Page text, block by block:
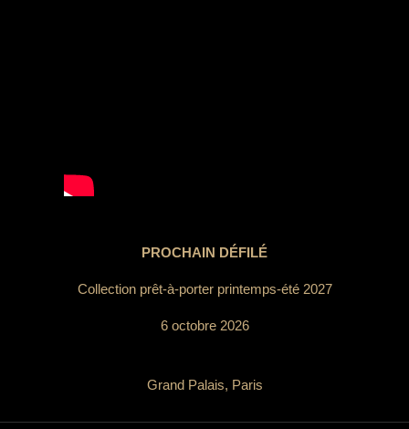
PROCHAIN DÉFILÉ
Collection prêt-à-porter printemps-été 2027
6 octobre 2026
Grand Palais, Paris